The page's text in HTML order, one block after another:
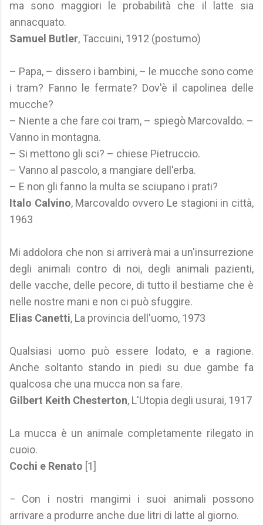
ma sono maggiori le probabilità che il latte sia
annacquato.
Samuel Butler, Taccuini, 1912 (postumo)
– Papa, – dissero i bambini, – le mucche sono come
i tram? Fanno le fermate? Dov'è il capolinea delle
mucche?
– Niente a che fare coi tram, – spiegò Marcovaldo. –
Vanno in montagna.
– Si mettono gli sci? – chiese Pietruccio.
– Vanno al pascolo, a mangiare dell'erba.
– E non gli fanno la multa se sciupano i prati?
Italo Calvino, Marcovaldo ovvero Le stagioni in città,
1963
Mi addolora che non si arriverà mai a un'insurrezione
degli animali contro di noi, degli animali pazienti,
delle vacche, delle pecore, di tutto il bestiame che è
nelle nostre mani e non ci può sfuggire.
Elias Canetti, La provincia dell'uomo, 1973
Qualsiasi uomo può essere lodato, e a ragione.
Anche soltanto stando in piedi su due gambe fa
qualcosa che una mucca non sa fare.
Gilbert Keith Chesterton, L'Utopia degli usurai, 1917
La mucca è un animale completamente rilegato in
cuoio.
Cochi e Renato [1]
− Con i nostri mangimi i suoi animali possono
arrivare a produrre anche due litri di latte al giorno.